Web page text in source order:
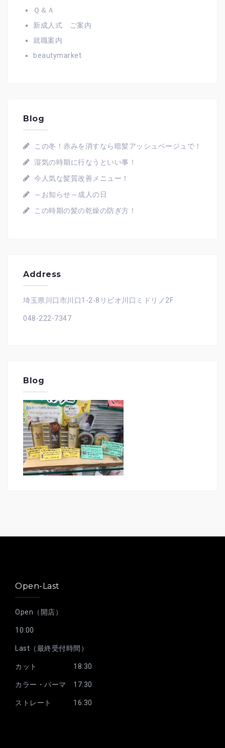
Ｑ＆Ａ
新成人式 ご案内
就職案内
beautymarket
Blog
この冬！赤みを消すなら暗髪アッシュベージュで！
湿気の時期に行なうといい事！
今人気な髪質改善メニュー！
～お知らせ～成人の日
この時期の髪の乾燥の防ぎ方！
Address
埼玉県川口市川口1-2-8リビオ川口ミドリノ2F
048-222-7347
Blog
Open-Last
Open（開店）
10:00
Last（最終受付時間）
カット 18:30
カラー・パーマ 17:30
ストレート 16:30